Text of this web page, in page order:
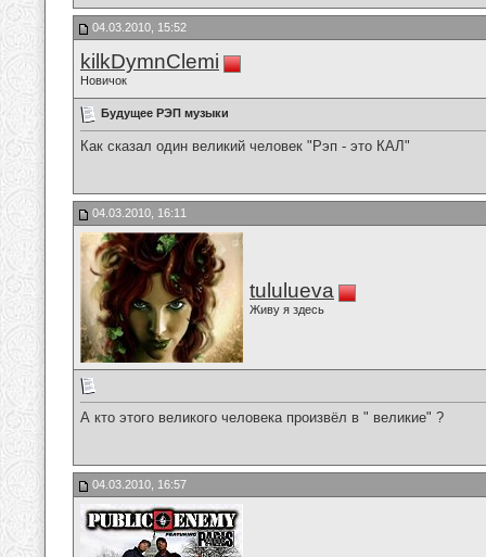
04.03.2010, 15:52
kilkDymnClemi
Новичок
Будущее РЭП музыки
Как сказал один великий человек "Рэп - это КАЛ"
04.03.2010, 16:11
tululueva
Живу я здесь
А кто этого великого человека произвёл в " великие" ?
04.03.2010, 16:57